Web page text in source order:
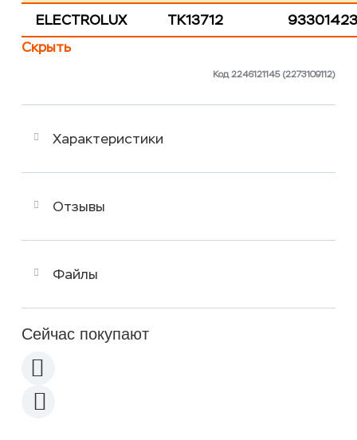
ELECTROLUX
TK13712
Скрыть
Код 2246121145 (2273109112)
Характеристики
Отзывы
Файлы
Сейчас покупают